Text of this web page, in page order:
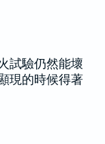
試驗仍然能壞
現的時候得著